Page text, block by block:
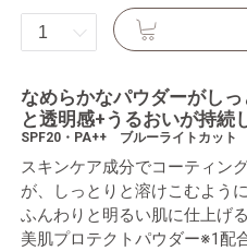
なめらかなパウダーがし
と透明感+うるおいが持続
SPF20・PA++ ブルーライトカット
スキンケア成分でコーティン
が、しっとりと溶けこむよう
ふんわりと明るい肌に仕上げ
美肌プロテクトパウダー※1配